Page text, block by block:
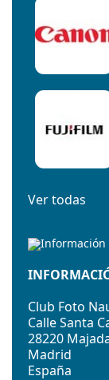
Ver todas
Club Foto
Calle Santa
28220
Madrid
España